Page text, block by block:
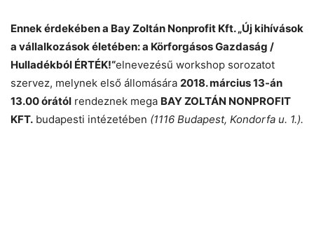
Ennek érdekében a Bay Zoltán Nonprofit Kft. „Új kihívások
a vállalkozások életében:a Körforgásos Gazdaság /
Hulladékból ÉRTÉK!“elnevezésű workshop sorozatot
szervez, melynek első állomására 2018. március 13-án
13.00 órától rendeznek mega BAY ZOLTÁN NONPROFIT
KFT. budapesti intézetében (1116 Budapest, Kondorfa u. 1.).